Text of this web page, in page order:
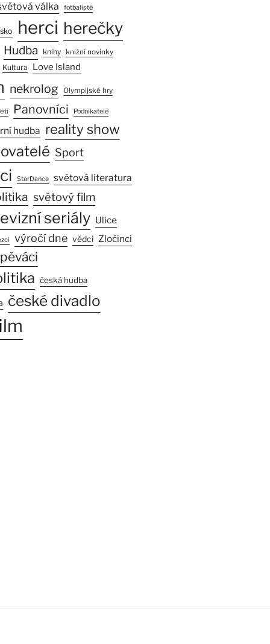
válka fotbalisté
herci herečky
Hudba knihy knižní novinky
Kultura Love Island
nekrolog Olympijské hry
Panovníci Podnikatelé
hudba reality show
Sport
StarDance světová literatura
světový film
seriály Ulice
výročí dne vědci Zločinci
česká hudba
české divadlo